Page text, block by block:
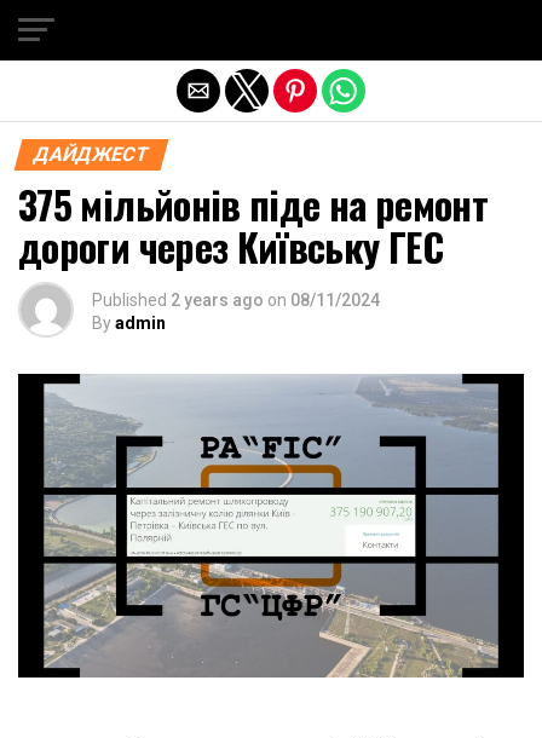
ДАЙДЖЕСТ
375 мільйонів піде на ремонт
дороги через Київську ГЕС
Published 2 years ago on 08/11/2024
Byadmin